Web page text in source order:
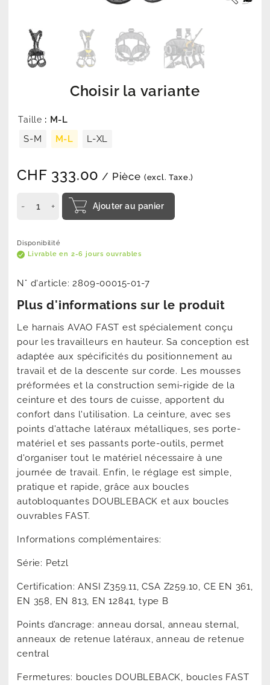
Choisir la variante
Taille : M-L
S-M
M-L L-XL
CHF 333.00 / Pièce (excl. Taxe.)
Ajouter au panier
Disponibilité
Livrable en 2-6 jours ouvrables
N° d'article:2809-00015-01-7
Plus d'informations sur le produit
Le harnais AVAO FAST est spécialement conçu
pour les travailleurs en hauteur. Sa conception est
adaptée aux spécificités du positionnement au
travail et de la descente sur corde. Les mousses
préformées et la construction semi-rigide de la
ceinture et des tours de cuisse, apportent du
confort dans l'utilisation. La ceinture, avec ses
points d'attache latéraux métalliques, ses porte-
matériel et ses passants porte-outils, permet
d'organiser tout le matériel nécessaire à une
journée de travail. Enfin, le réglage est simple,
pratique et rapide, grâce aux boucles
autobloquantes DOUBLEBACK et aux boucles
ouvrables FAST.
Informations complémentaires:
Série: Petzl
Certification: ANSI Z359.11, CSA Z259.10, CE EN 361,
EN 358, EN 813, EN 12841, type B
Points d’ancrage: anneau dorsal, anneau sternal,
anneaux de retenue latéraux, anneau de retenue
central
Fermetures: boucles DOUBLEBACK, boucles FAST